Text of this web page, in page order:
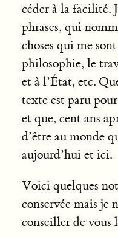
céder à la facilité.
phrases, qui
choses qui me
philosophie, le
et à l’État, etc.
texte est paru
et que, cent ans
d’être au monde
aujourd’hui et ici.
Voici quelques
conservée mais je
conseiller de vous